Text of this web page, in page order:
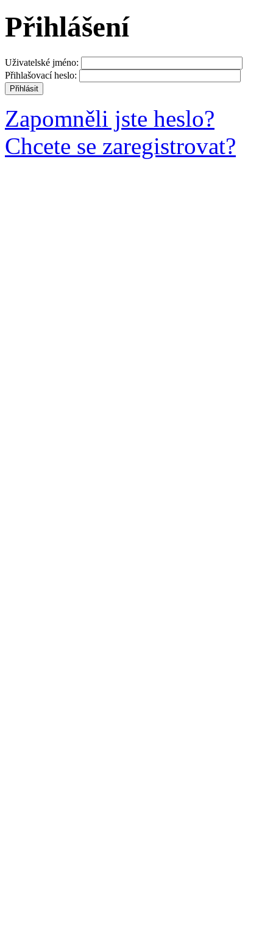
Přihlášení
Uživatelské jméno:
Přihlašovací heslo:
Zapomněli jste heslo?
Chcete se zaregistrovat?